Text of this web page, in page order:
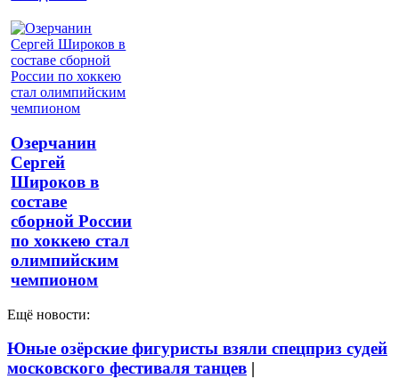
Озерчанин
Сергей
Широков в
составе
сборной России
по хоккею стал
олимпийским
чемпионом
Ещё новости:
Юные озёрские фигуристы взяли спецприз судей
московского фестиваля танцев |